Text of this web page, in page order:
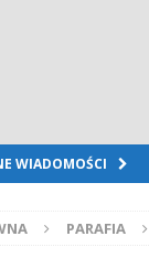
WIADOMOŚCI
PARAFIA